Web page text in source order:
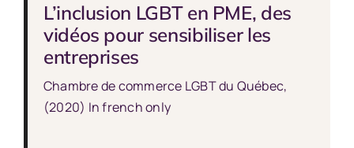
L’inclusion LGBT en PME, des
vidéos pour sensibiliser les
entreprises
Chambre de commerce LGBT du Québec,
(2020) In french only